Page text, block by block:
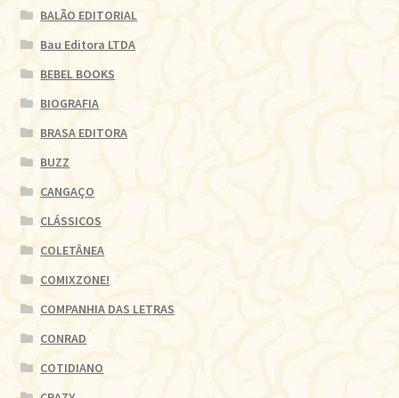
BALÃO EDITORIAL
Bau Editora LTDA
BEBEL BOOKS
BIOGRAFIA
BRASA EDITORA
BUZZ
CANGAÇO
CLÁSSICOS
COLETÂNEA
COMIXZONE!
COMPANHIA DAS LETRAS
CONRAD
COTIDIANO